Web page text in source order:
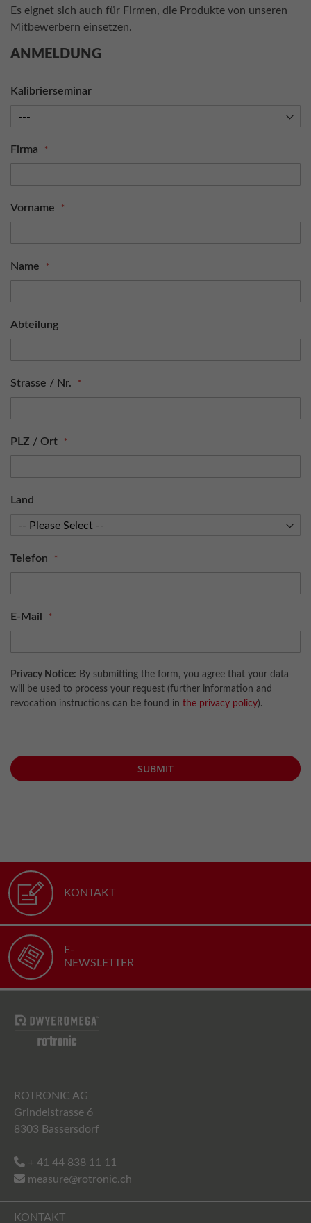
Es eignet sich auch für Firmen, die Produkte von unseren
Mitbewerbern einsetzen.
ANMELDUNG
Kalibrierseminar
Firma
Vorname
Name
Abteilung
Strasse / Nr.
PLZ / Ort
Land
Telefon
E-Mail
Privacy Notice: By submitting the form, you agree that your data
will be used to process your request (further information and
revocation instructions can be found in the privacy policy).
SUBMIT
KONTAKT
E-
NEWSLETTER
ROTRONIC AG
Grindelstrasse 6
8303 Bassersdorf
+ 41 44 838 11 11
measure@rotronic.ch
KONTAKT